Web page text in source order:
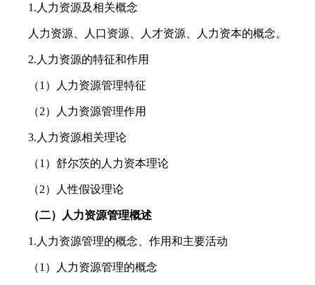
1.人力资源及相关概念
人力资源、人口资源、人才资源、人力资本的概念。
2.人力资源的特征和作用
（1）人力资源管理特征
（2）人力资源管理作用
3.人力资源相关理论
（1）舒尔茨的人力资本理论
（2）人性假设理论
（二）人力资源管理概述
1.人力资源管理的概念、作用和主要活动
（1）人力资源管理的概念